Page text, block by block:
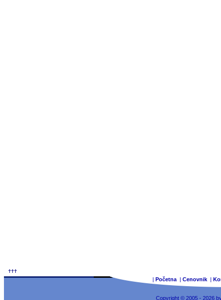
| Početna | Cenovnik |
Copyright © 2005 - 2026